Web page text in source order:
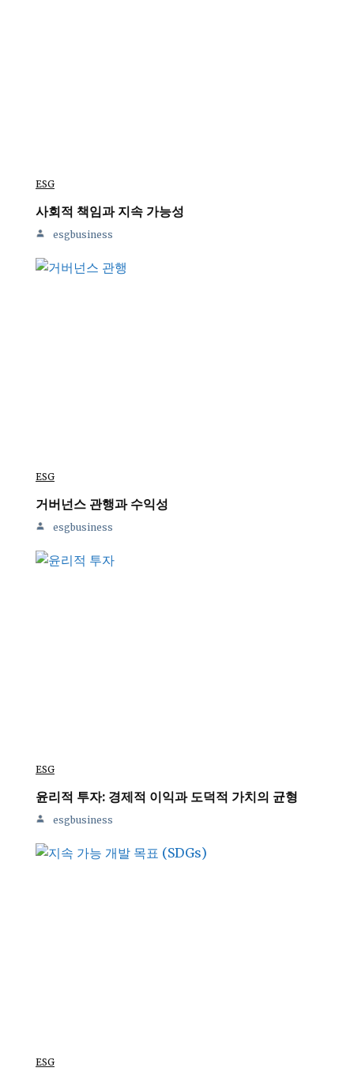
ESG
사회적 책임과 지속 가능성
esgbusiness
ESG
거버넌스 관행과 수익성
esgbusiness
ESG
윤리적 투자: 경제적 이익과 도덕적 가치의 균형
esgbusiness
ESG